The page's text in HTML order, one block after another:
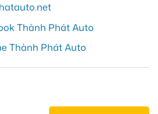
Thành Phát Auto
Thành Phát Auto